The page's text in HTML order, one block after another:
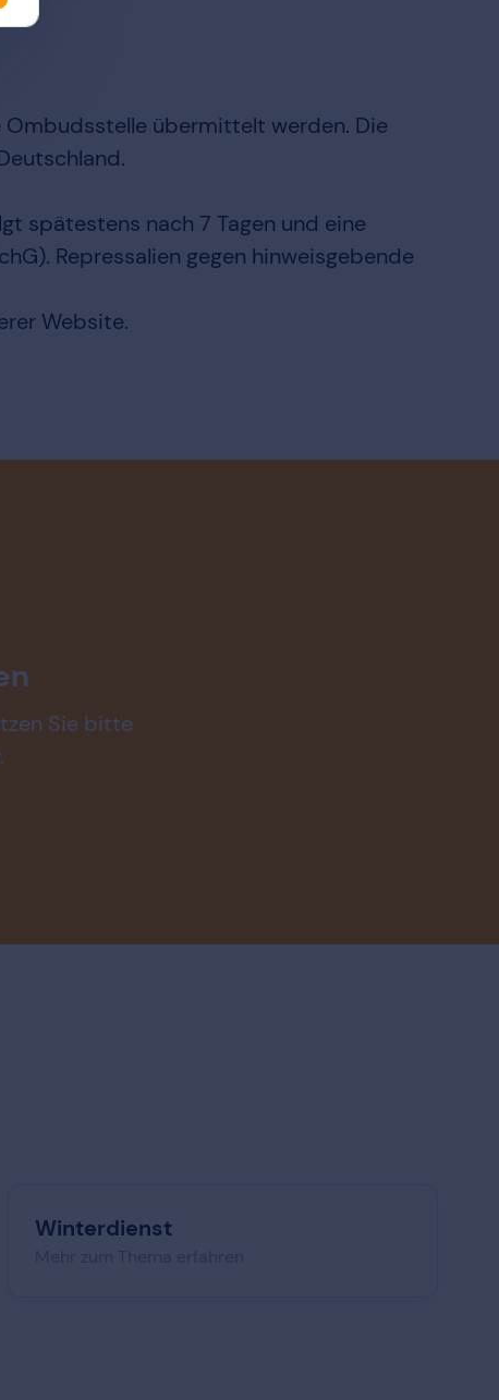
Ombudsstelle übermittelt werden. Die
spätestens nach 7 Tagen und eine
Repressalien gegen hinweisgebende
Website.
Sie bitte
Winterdienst